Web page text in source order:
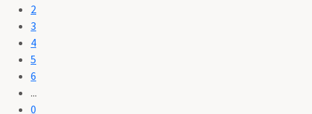
2
3
4
5
6
...
0